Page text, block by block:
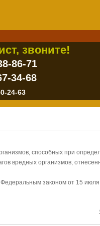
звоните!
86-71
34-68
24-63
способных при
вредных организмов,
законом от 15